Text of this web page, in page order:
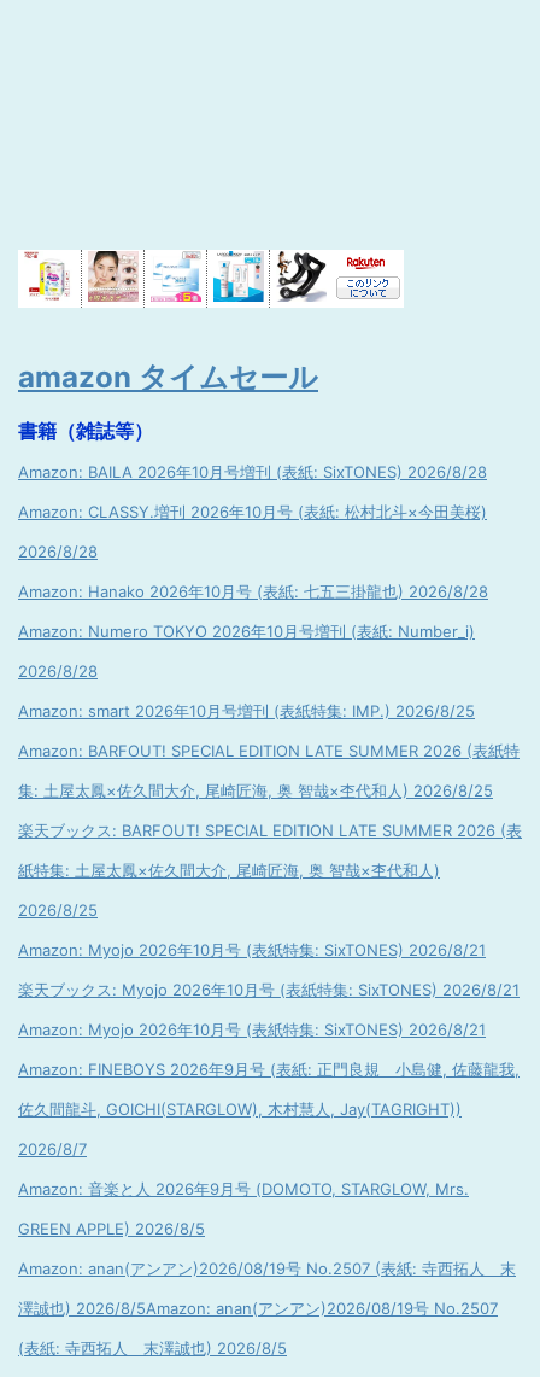
amazon タイムセール
書籍（雑誌等）
Amazon: BAILA 2026年10月号増刊 (表紙: SixTONES) 2026/8/28
Amazon: CLASSY.増刊 2026年10月号 (表紙: 松村北斗×今田美桜)
2026/8/28
Amazon: Hanako 2026年10月号 (表紙: 七五三掛龍也) 2026/8/28
Amazon: Numero TOKYO 2026年10月号増刊 (表紙: Number_i)
2026/8/28
Amazon: smart 2026年10月号増刊 (表紙特集: IMP.) 2026/8/25
Amazon: BARFOUT! SPECIAL EDITION LATE SUMMER 2026 (表紙特
集: 土屋太鳳×佐久間大介, 尾崎匠海, 奥 智哉×杢代和人) 2026/8/25
楽天ブックス: BARFOUT! SPECIAL EDITION LATE SUMMER 2026 (表
紙特集: 土屋太鳳×佐久間大介, 尾崎匠海, 奥 智哉×杢代和人)
2026/8/25
Amazon: Myojo 2026年10月号 (表紙特集: SixTONES) 2026/8/21
楽天ブックス: Myojo 2026年10月号 (表紙特集: SixTONES) 2026/8/21
Amazon: Myojo 2026年10月号 (表紙特集: SixTONES) 2026/8/21
Amazon: FINEBOYS 2026年9月号 (表紙: 正門良規 小島健, 佐藤龍我,
佐久間龍斗, GOICHI(STARGLOW), 木村慧人, Jay(TAGRIGHT))
2026/8/7
Amazon: 音楽と人 2026年9月号 (DOMOTO, STARGLOW, Mrs.
GREEN APPLE) 2026/8/5
Amazon: anan(アンアン)2026/08/19号 No.2507 (表紙: 寺西拓人 末
澤誠也) 2026/8/5Amazon: anan(アンアン)2026/08/19号 No.2507
(表紙: 寺西拓人 末澤誠也) 2026/8/5